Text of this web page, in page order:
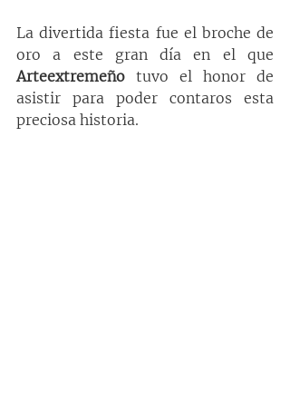
La divertida fiesta fue el broche de
Arteextremeño tuvo el honor de
asistir para poder contaros esta
preciosa historia.